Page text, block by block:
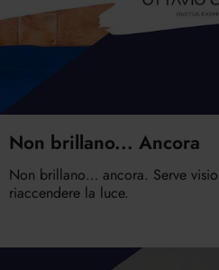
Non brillano... Ancora
Non brillano… ancora. Serve
riaccendere la luce.